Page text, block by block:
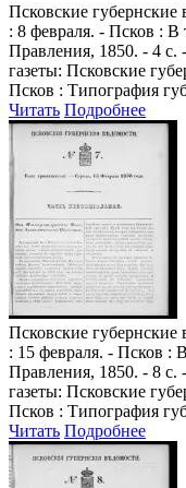
Псковские губернские
: 8 февраля. - Псков : В
Правления, 1850. - 4
газеты: Псковские
Псков : Типография
Читать Подробнее
Псковские губернские
: 15 февраля. - Псков :
Правления, 1850. - 8
газеты: Псковские
Псков : Типография
Читать Подробнее